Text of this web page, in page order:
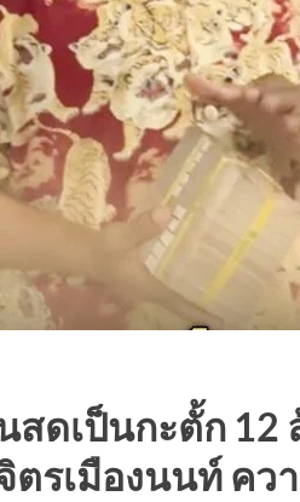
นสดเป็นกะตั้ก 12
ตรเมืองนนท์ ค